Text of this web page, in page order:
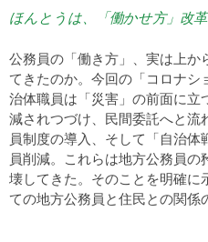
ほんとうは、「働かせ方」改
公務員の「働き方」、実は上か
てきたのか。今回の「コロナシ
治体職員は「災害」の前面に立
減されつづけ、民間委託へと流
員制度の導入、そして「自治
員削減。これらは地方公務員
壊してきた。そのことを明確に
ての地方公務員と住民との関係